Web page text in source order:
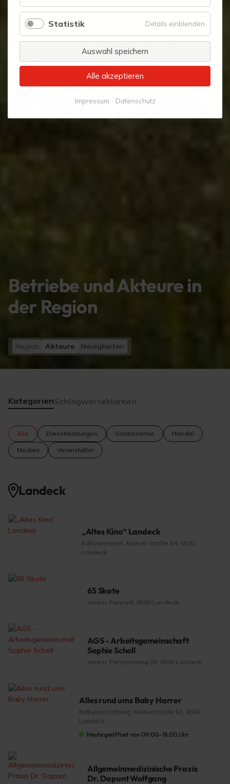
Betriebe und Akteure in
der Region
Region Akteure Neuigkeiten
KategorienSchlagworteMarken
Alle Dienstleistungen Gastronomie Handel
Medien Veranstalter
Landeck
„Altes Kino“ Landeck
Kulturzentrum, Malser Straße 54, 6500
Landeck
65 Skate
Verein, Funpark, 6500 Landeck
AGS - Arbeitsgemeinschaft
Sophie Scholl
Verein, Perjenerweg 30, 6500 Landeck
Alles rund ums Baby Harrer
Babyausstattung, Malserstraße 61, 6500
Landeck
Heute geöffnet von 09:00–18:00 Uhr
Allgemeinmedizinische Praxis
Dr. Dapunt Wolfgang
Komfort
Statistik Details einblenden
Statistik
Auswahl speichern
Alle akzeptieren
Impressum Datenschutz